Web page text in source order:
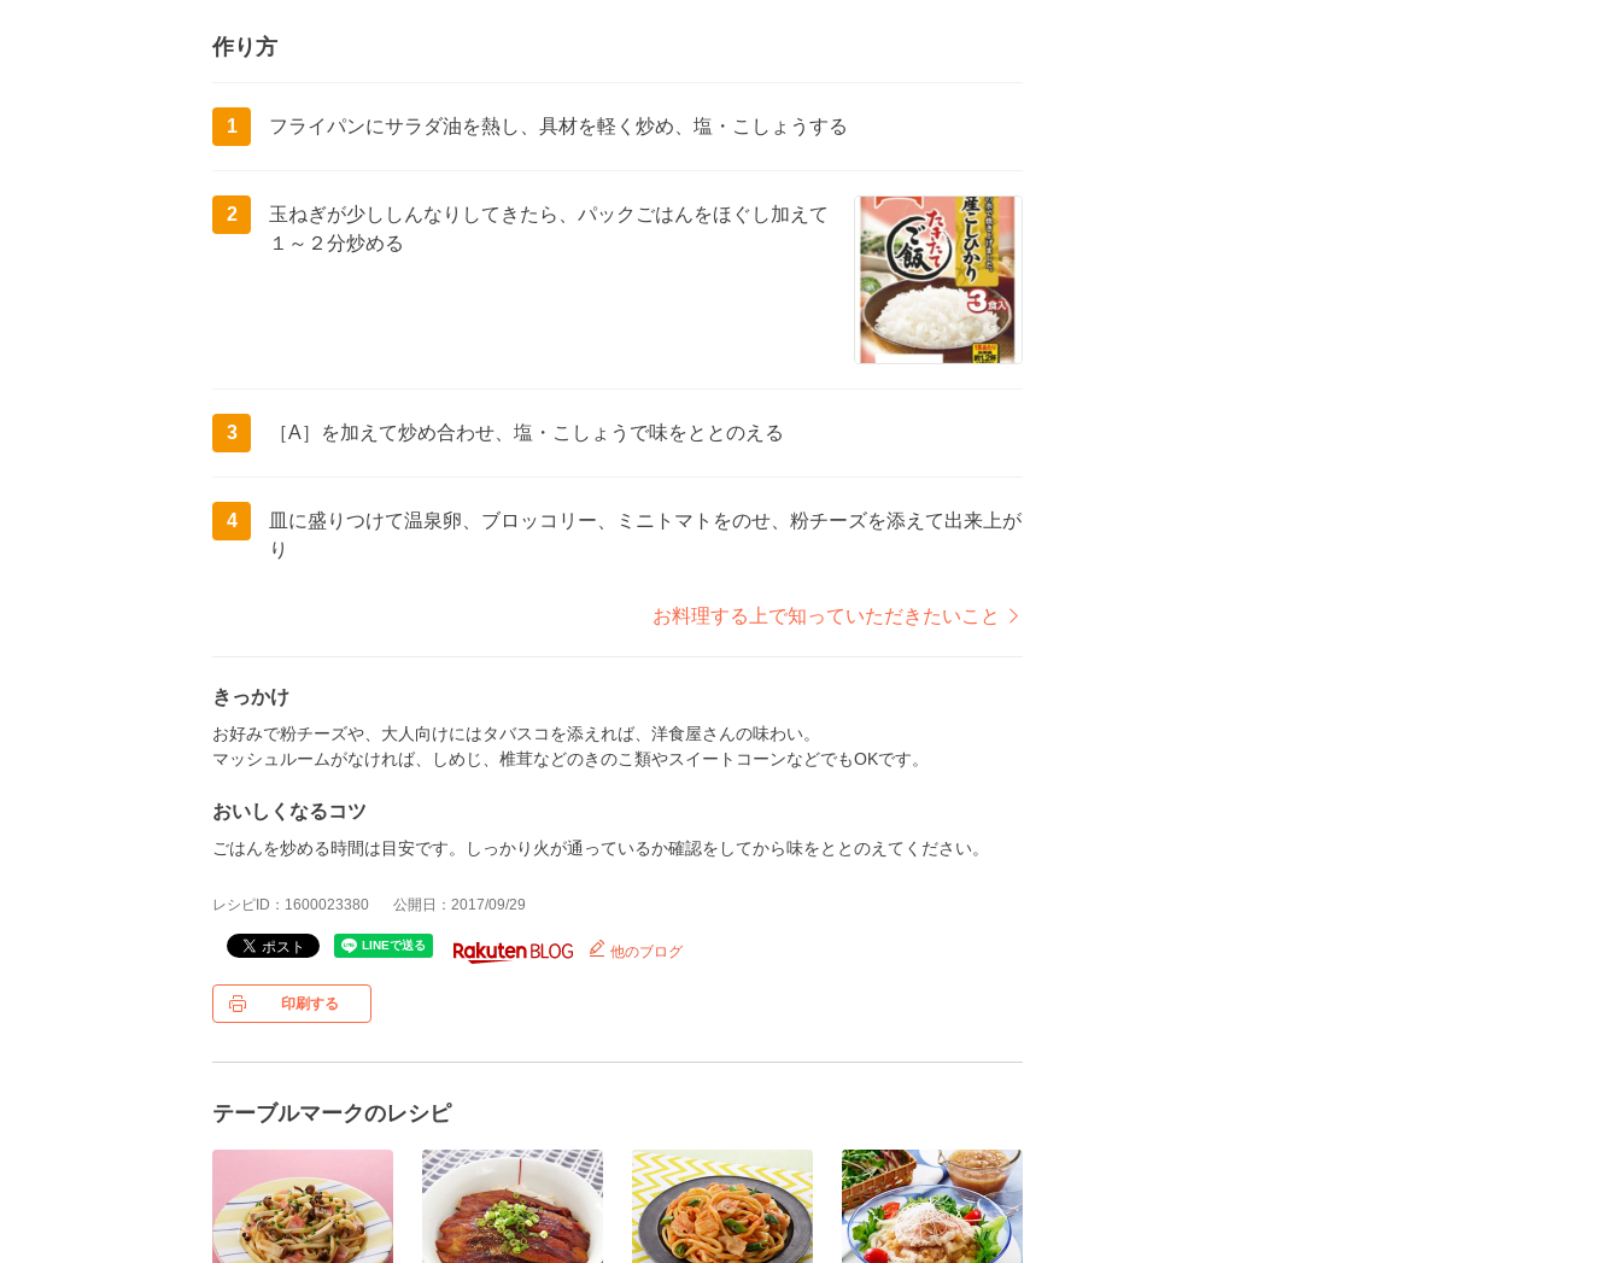
作り方
1 フライパンにサラダ油を熱し、具材を軽く炒め、塩・こしょうする
2
玉ねぎが少ししんなりしてきたら、パックごはんをほぐし加えて
１～２分炒める
3 ［A］を加えて炒め合わせ、塩・こしょうで味をととのえる
4
皿に盛りつけて温泉卵、ブロッコリー、ミニトマトをのせ、粉チーズを添えて出来上が
り
お料理する上で知っていただきたいこと
きっかけ
お好みで粉チーズや、大人向けにはタバスコを添えれば、洋食屋さんの味わい。
マッシュルームがなければ、しめじ、椎茸などのきのこ類やスイートコーンなどでもOKです。
おいしくなるコツ
ごはんを炒める時間は目安です。しっかり火が通っているか確認をしてから味をととのえてください。
レシピID：1600023380 公開日：2017/09/29
他のブログ
印刷する
テーブルマークのレシピ